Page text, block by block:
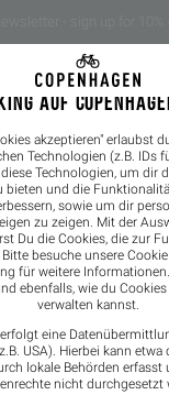
AUF
akzeptieren" erlaubst
Technologien (z.B. IDs
Technologien, um dir
bieten und die
sowie um dir
zu zeigen. Mit der
Du die Cookies, die zur
besuche unsere
für weitere
ebenfalls, wie du
verwalten kannst.
eine
USA). Hierbei kann etwa
lokale Behörden erfasst
nicht durchgesetzt
Sneaker Sneaker